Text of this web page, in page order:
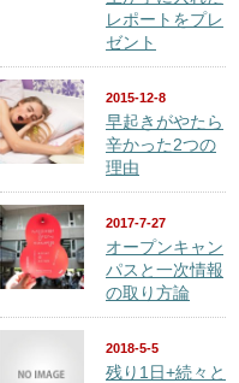
レポートをプレ
ゼント
2015-12-8
早起きがやたら
辛かった2つの
理由
2017-7-27
オープンキャン
パスと一次情報
の取り方論
2018-5-5
残り1日+続々と